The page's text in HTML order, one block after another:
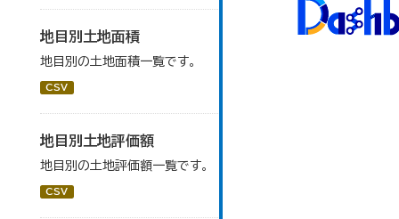
地目別土地面積
地目別の土地面積一覧です。
CSV
地目別土地評価額
地目別の土地評価額一覧です。
CSV